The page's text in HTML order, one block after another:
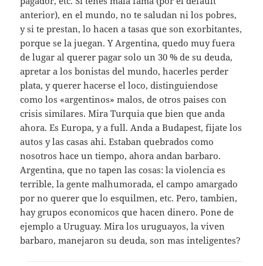
anterior), en el mundo, no te saludan ni los pobres,
y si te prestan, lo hacen a tasas que son exorbitantes,
porque se la juegan. Y Argentina, quedo muy fuera
de lugar al querer pagar solo un 30 % de su deuda,
apretar a los bonistas del mundo, hacerles perder
plata, y querer hacerse el loco, distinguiendose
como los «argentinos» malos, de otros paises con
crisis similares. Mira Turquia que bien que anda
ahora. Es Europa, y a full. Anda a Budapest, fijate los
autos y las casas ahi. Estaban quebrados como
nosotros hace un tiempo, ahora andan barbaro.
Argentina, que no tapen las cosas: la violencia es
terrible, la gente malhumorada, el campo amargado
por no querer que lo esquilmen, etc. Pero, tambien,
hay grupos economicos que hacen dinero. Pone de
ejemplo a Uruguay. Mira los uruguayos, la viven
barbaro, manejaron su deuda, son mas inteligentes?